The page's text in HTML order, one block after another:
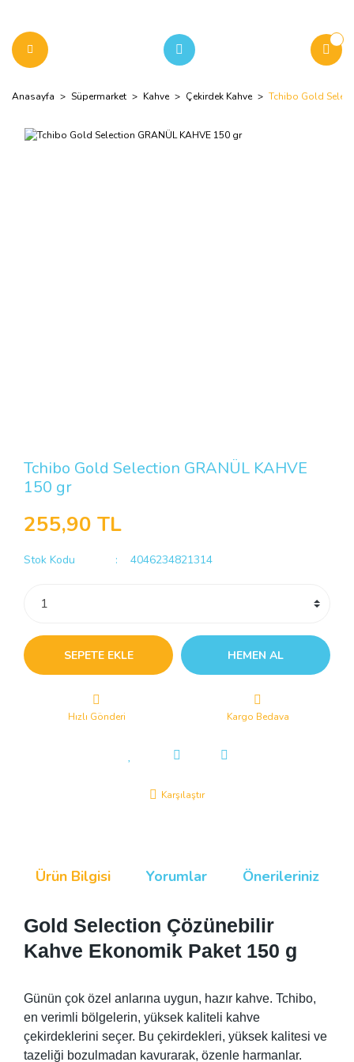
Anasayfa Süpermarket Kahve Çekirdek Kahve Tchibo Gold
Tchibo Gold Selection GRANÜL KAHVE
150 gr
255,90 TL
Stok Kodu 4046234821314
SEPETE EKLE HEMEN AL
Hızlı Gönderi Kargo Bedava
Karşılaştır
Ürün Bilgisi Yorumlar Önerileriniz
Gold Selection Çözünebilir
Kahve Ekonomik Paket 150 g
Günün çok özel anlarına uygun, hazır kahve. Tchibo,
en verimli bölgelerin, yüksek kaliteli kahve
çekirdeklerini seçer. Bu çekirdekleri, yüksek kalitesi ve
tazeliği bozulmadan kavurarak, özenle harmanlar.